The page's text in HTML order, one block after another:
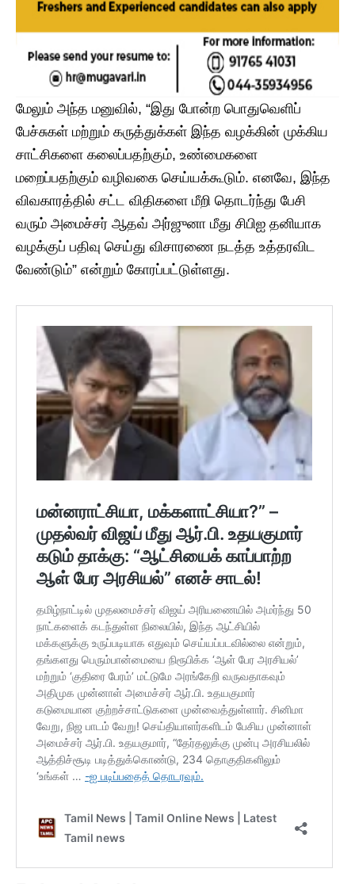
மேலும் அந்த மனுவில், “இது போன்ற பொதுவெளிப்
பேச்சுகள் மற்றும் கருத்துக்கள் இந்த வழக்கின் முக்கிய
சாட்சிகளை கலைப்பதற்கும், உண்மைகளை
மறைப்பதற்கும் வழிவகை செய்யக்கூடும். எனவே, இந்த
விவகாரத்தில் சட்ட விதிகளை மீறி தொடர்ந்து பேசி
வரும் அமைச்சர் ஆதவ் அர்ஜுனா மீது சிபிஐ தனியாக
வழக்குப் பதிவு செய்து விசாரணை நடத்த உத்தரவிட
வேண்டும்” என்றும் கோரப்பட்டுள்ளது.